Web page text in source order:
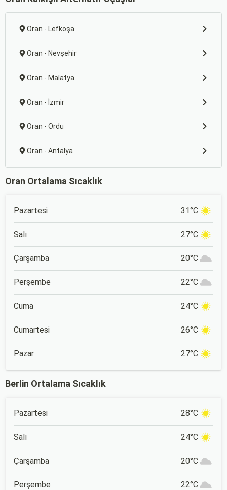
Oran - Lefkoşa
Oran - Nevşehir
Oran - Malatya
Oran - İzmir
Oran - Ordu
Oran - Antalya
Oran Ortalama Sıcaklık
Pazartesi 31°C
Salı 27°C
Çarşamba 20°C
Perşembe 22°C
Cuma 24°C
Cumartesi 26°C
Pazar 27°C
Berlin Ortalama Sıcaklık
Pazartesi 28°C
Salı 24°C
Çarşamba 20°C
Perşembe 22°C